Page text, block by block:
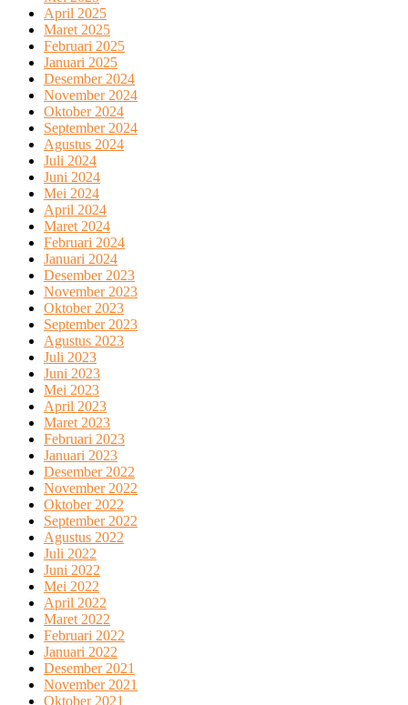
April 2025
Maret 2025
Februari 2025
Januari 2025
Desember 2024
November 2024
Oktober 2024
September 2024
Agustus 2024
Juli 2024
Juni 2024
Mei 2024
April 2024
Maret 2024
Februari 2024
Januari 2024
Desember 2023
November 2023
Oktober 2023
September 2023
Agustus 2023
Juli 2023
Juni 2023
Mei 2023
April 2023
Maret 2023
Februari 2023
Januari 2023
Desember 2022
November 2022
Oktober 2022
September 2022
Agustus 2022
Juli 2022
Juni 2022
Mei 2022
April 2022
Maret 2022
Februari 2022
Januari 2022
Desember 2021
November 2021
Oktober 2021